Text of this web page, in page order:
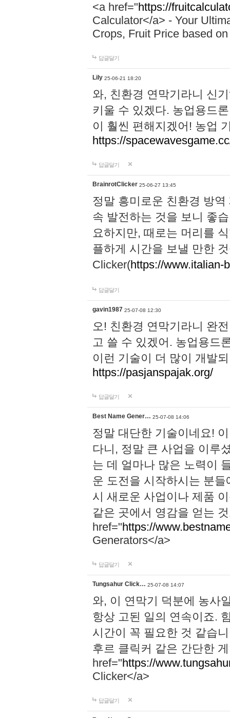
<a href="https://
Calculator</a> - Your
Crops, Fruit Price based
답글달기
Lily 25-06-21 18:20
와, 친환경 연막기라니 신
키울 수 있겠다. 농업용드
이 훨씬 편해지겠어! 농업
https://
답글달기
BrainrotClicker 25-06-27 13:45
정말 흥미로운 친환경 방
속 발전하는 것을 보니 좋
요하지만, 때로는 머리를
플하게 시간을 보낼 만한
Clicker(https://www.italian-
답글달기
gavin1987 25-07-08 12:30
오! 친환경 연막기라니 완
고 쓸 수 있겠어. 농업용드
이런 기술이 더 많이 개발
https://pasjanspajak.org/
답글달기
Best Name Gener… 25-07-08 14:06
정말 대단한 기술이네요!
다니, 정말 큰 사업을 이루
는 데 얼마나 많은 노력이
운 도전을 시작하시는 분
시 새로운 사업이나 제품
같은 곳에서 영감을 얻는
href="https://
Generators</a>
답글달기
Tungsahur Click… 25-07-08 14:07
와, 이 연막기 덕분에 농사
항상 고된 일의 연속이죠.
시간이 꼭 필요한 것 같습
후르 클릭커 같은 간단한
href="https://
Clicker</a>
답글달기